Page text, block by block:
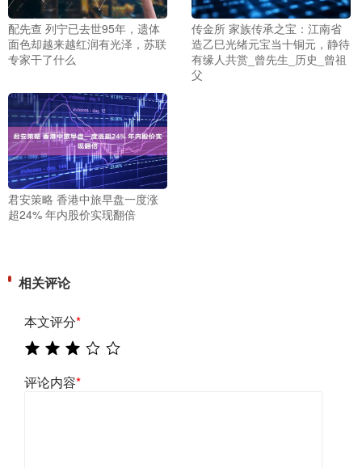
配先查 列宁已去世95年，遗体
面色却越来越红润有光泽，苏联
专家干了什么
传金所 家族传承之宝：江南省
造乙巳光绪元宝当十铜元，静待
有缘人共赏_曾先生_历史_曾祖
父
君安策略 香港中旅早盘一度涨
超24% 年内股价实现翻倍
相关评论
本文评分*
评论内容*